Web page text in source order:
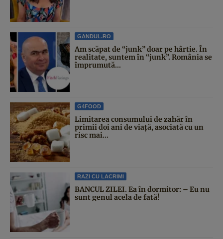
GANDUL.RO
Am scăpat de “junk” doar pe hârtie. În
realitate, suntem în “junk”. România se
împrumută...
G4FOOD
Limitarea consumului de zahăr în
primii doi ani de viață, asociată cu un
risc mai...
RAZI CU LACRIMI
BANCUL ZILEI. Ea în dormitor: – Eu nu
sunt genul acela de fată!